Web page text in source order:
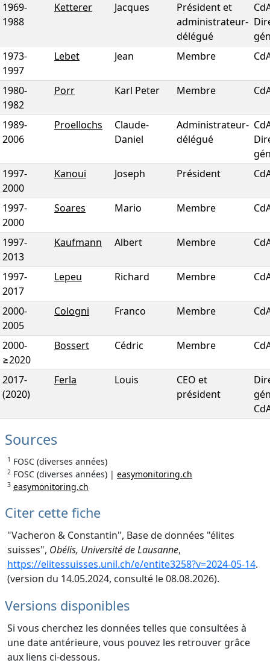
1969-
1988
Ketterer Jacques
Président et
administrateur-
délégué
1973-
1997
Lebet Jean Membre
1980-
1982
Porr Karl Peter Membre
1989-
2006
Proellochs
Claude-
Daniel
Administrateur-
délégué
1997-
2000
Kanoui Joseph Président
1997-
2000
Soares Mario Membre
1997-
2013
Kaufmann Albert Membre
1997-
2017
Lepeu Richard Membre
2000-
2005
Cologni Franco Membre
2000-
≥2020
Bossert Cédric Membre
2017-
(2020)
Ferla Louis
CEO et
président
Sources
1 FOSC (diverses années)
2 FOSC (diverses années) | easymonitoring.ch
3 easymonitoring.ch
Citer cette fiche
"Vacheron & Constantin", Base de données "élites
suisses", Obélis, Université de Lausanne,
https://elitessuisses.unil.ch/e/entite3258?v=2024-05-14.
(version du 14.05.2024, consulté le 08.08.2026).
Versions disponibles
Si vous cherchez les données telles que consultées à
une date antérieure, vous pouvez les retrouver grâce
aux liens ci-dessous.